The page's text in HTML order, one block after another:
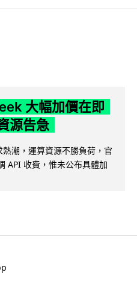
大幅加價在即
源告急
潮，運算資源不勝負荷，官
API 收費，惟未公布具體加